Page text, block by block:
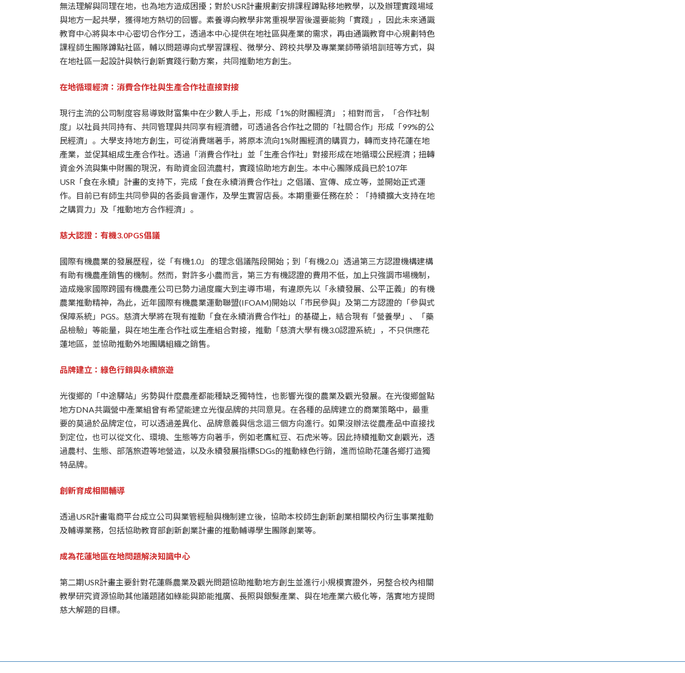
無法理解與同理在地，也為地方造成困擾；對於USR計畫規劃安排課程蹲點移地教學，以及辦理實踐場域
與地方一起共學，獲得地方熱切的回響。素養導向教學非常重視學習後還要能夠「實踐」，因此未來通識
教育中心將與本中心密切合作分工，透過本中心提供在地社區與產業的需求，再由通識教育中心規劃特色
課程師生團隊蹲點社區，輔以問題導向式學習課程、微學分、跨校共學及專業業師帶領培訓班等方式，與
在地社區一起設計與執行創新實踐行動方案，共同推動地方創生。
在地循環經濟：消費合作社與生產合作社直接對接
現行主流的公司制度容易導致財富集中在少數人手上，形成「1%的財團經濟」；相對而言，「合作社制
度」以社員共同持有、共同管理與共同享有經濟體，可透過各合作社之間的「社間合作」形成「99%的公
民經濟」。大學支持地方創生，可從消費端著手，將原本流向1%財團經濟的購買力，轉而支持花蓮在地
產業，並促其組成生產合作社。透過「消費合作社」並「生產合作社」對接形成在地循環公民經濟；扭轉
資金外流與集中財團的現況，有助資金回流農村，實踐協助地方創生。本中心團隊成員已於107年
USR「食在永續」計畫的支持下，完成「食在永續消費合作社」之倡議、宣傳、成立等，並開始正式運
作。目前已有師生共同參與的各委員會運作，及學生實習店長。本期重要任務在於：「持續擴大支持在地
之購買力」及「推動地方合作經濟」。
慈大認證：有機3.0PGS倡議
國際有機農業的發展歷程，從「有機1.0」 的理念倡議階段開始；到「有機2.0」透過第三方認證機構建構
有助有機農產銷售的機制。然而，對許多小農而言，第三方有機認證的費用不低，加上只強調市場機制，
造成幾家國際跨國有機農產公司已勢力過度龐大到主導市場，有違原先以「永續發展、公平正義」的有機
農業推動精神，為此，近年國際有機農業運動聯盟(IFOAM)開始以「市民參與」及第二方認證的「參與式
保障系統」PGS。慈濟大學將在現有推動「食在永續消費合作社」的基礎上，結合現有「營養學」、「藥
品檢驗」等能量，與在地生產合作社或生產組合對接，推動「慈濟大學有機3.0認證系統」，不只供應花
蓮地區，並協助推動外地團購組織之銷售。
品牌建立：綠色行銷與永續旅遊
光復鄉的「中途驛站」劣勢與什麼農產都能種缺乏獨特性，也影響光復的農業及觀光發展。在光復鄉盤點
地方DNA共識營中產業組曾有希望能建立光復品牌的共同意見。在各種的品牌建立的商業策略中，最重
要的莫過於品牌定位，可以透過差異化、品牌意義與信念這三個方向進行。如果沒辦法從農產品中直接找
到定位，也可以從文化、環境、生態等方向著手，例如老鷹紅豆、石虎米等。因此持續推動文創觀光，透
過農村、生態、部落旅遊等地營造，以及永續發展指標SDGs的推動綠色行銷，進而協助花蓮各鄉打造獨
特品牌。
創新育成相關輔導
透過USR計畫電商平台成立公司與業管經驗與機制建立後，協助本校師生創新創業相關校內衍生事業推動
及輔導業務，包括協助教育部創新創業計畫的推動輔導學生團隊創業等。
成為花蓮地區在地問題解決知識中心
第二期USR計畫主要針對花蓮縣農業及觀光問題協助推動地方創生並進行小規模實證外，另整合校內相關
教學研究資源協助其他議題諸如綠能與節能推廣、長照與銀髮產業、與在地產業六級化等，落實地方提問
慈大解題的目標。